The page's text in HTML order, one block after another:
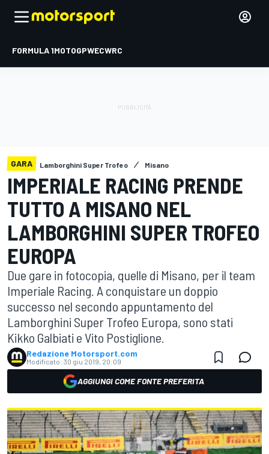
FORMULA 1MOTOGPWECWRC
GARA Lamborghini Super Trofeo Misano
IMPERIALE RACING PRENDE
TUTTO A MISANO NEL
LAMBORGHINI SUPER TROFEO
EUROPA
Due gare in fotocopia, quelle di Misano, per il team
Imperiale Racing. A conquistare un doppio
successo nel secondo appuntamento del
Lamborghini Super Trofeo Europa, sono stati
Kikko Galbiati e Vito Postiglione.
Redazione Motorsport.com
Modificato: 30 giu 2019, 20:09
AGGIUNGI COME FONTE PREFERITA